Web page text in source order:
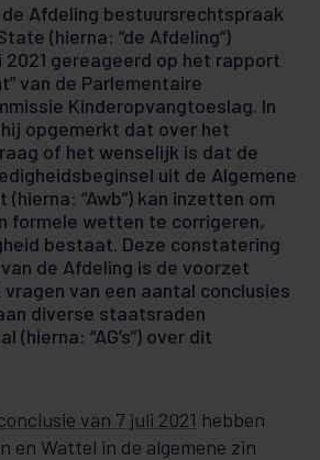
Afdeling bestuursrechtspraak
(hierna: “de Afdeling”)
2021 gereageerd op het rapport
van de Parlementaire
Kinderopvangtoeslag. In
opgemerkt dat over het
of het wenselijk is dat de
uit de Algemene
“Awb”) kan inzetten om
formele wetten te corrigeren,
bestaat. Deze constatering
de Afdeling is de voorzet
van een aantal conclusies
diverse staatsraden
“AG’s”) over dit
van 7 juli 2021 hebben
en Wattel in de algemene zin